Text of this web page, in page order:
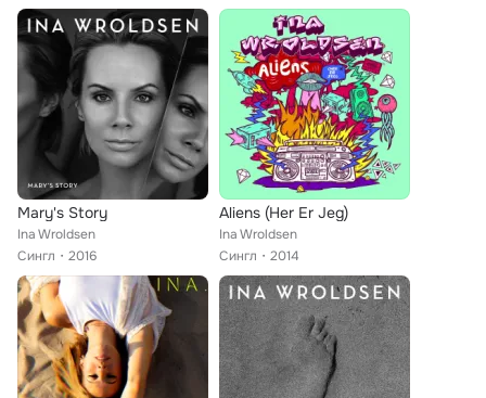
Mary's Story
Ina Wroldsen
Сингл
2016
Aliens (Her Er Jeg)
Ina Wroldsen
Сингл
2014